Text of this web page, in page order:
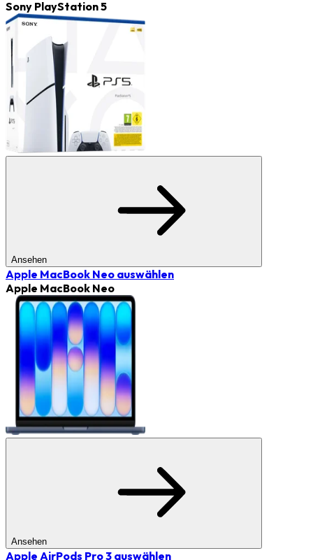
Sony PlayStation 5
Ansehen
Apple MacBook Neo auswählen
Apple MacBook Neo
Ansehen
Apple AirPods Pro 3 auswählen